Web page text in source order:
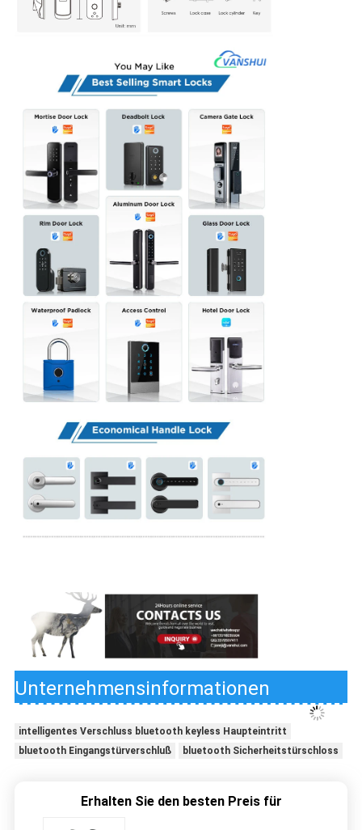
Unternehmensinformationen
intelligentes Verschluss bluetooth keyless Haupteintritt
bluetooth Eingangstürverschluß
bluetooth Sicherheitstürschloss
Erhalten Sie den besten Preis für